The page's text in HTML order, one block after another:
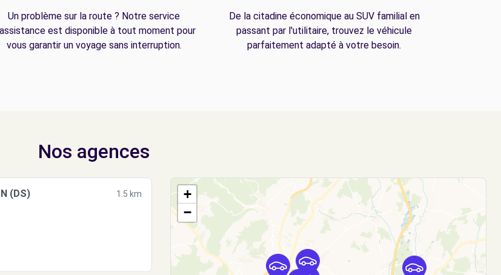
Un problème sur la route ? Notre service
est disponible à tout moment pour
vous garantir un voyage sans interruption.
De la citadine économique au SUV familial en
passant par l'utilitaire, trouvez le véhicule
parfaitement adapté à votre besoin.
Nos agences
(DS)
1.5 km
+
−